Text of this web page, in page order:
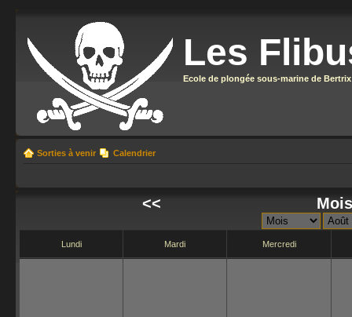
Les
Ecole de plongée sous-marine de Bertrix
Sorties à venir Calendrier
<<
Lundi Mardi Mercredi